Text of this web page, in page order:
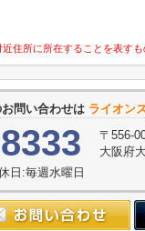
住所に所在することを表す
問い合わせは ライオン
〒556-
大阪府
日:毎週水曜日